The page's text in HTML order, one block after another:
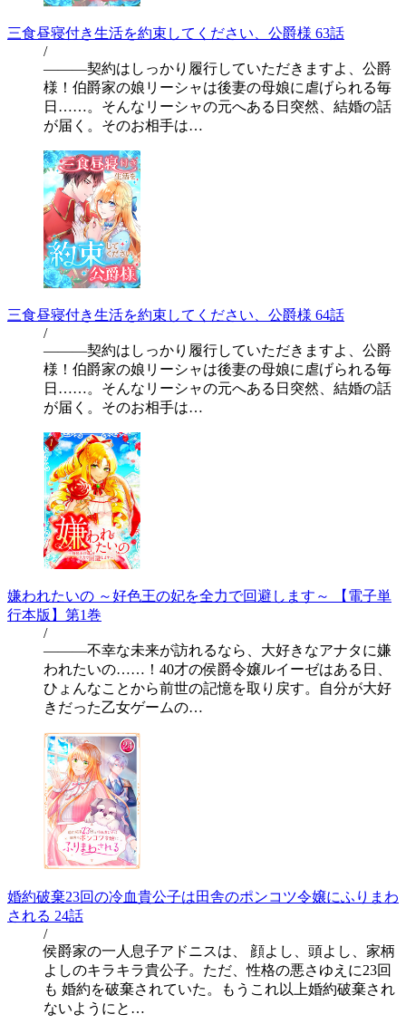
三食昼寝付き生活を約束してください、公爵様 63話
/
―――契約はしっかり履行していただきますよ、公爵
様！伯爵家の娘リーシャは後妻の母娘に虐げられる毎
日……。そんなリーシャの元へある日突然、結婚の話
が届く。そのお相手は…
三食昼寝付き生活を約束してください、公爵様 64話
/
―――契約はしっかり履行していただきますよ、公爵
様！伯爵家の娘リーシャは後妻の母娘に虐げられる毎
日……。そんなリーシャの元へある日突然、結婚の話
が届く。そのお相手は…
嫌われたいの ～好色王の妃を全力で回避します～ 【電子単
行本版】第1巻
/
―――不幸な未来が訪れるなら、大好きなアナタに嫌
われたいの……！40才の侯爵令嬢ルイーゼはある日、
ひょんなことから前世の記憶を取り戻す。自分が大好
きだった乙女ゲームの…
婚約破棄23回の冷血貴公子は田舎のポンコツ令嬢にふりまわ
される 24話
/
侯爵家の一人息子アドニスは、 顔よし、頭よし、家柄
よしのキラキラ貴公子。ただ、性格の悪さゆえに23回
も 婚約を破棄されていた。もうこれ以上婚約破棄され
ないようにと…